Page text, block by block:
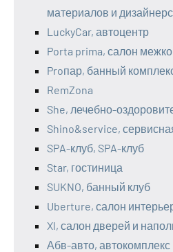
материалов и
LuckyCar, автоцентр
Porta prima, салон
Proпар, банный
RemZona
She, лечебно-
Shino&service,
SPA-клуб, SPA-клуб
Star, гостиница
SUKNO, банный клуб
Uberture, салон
Xl, салон дверей и
Абв-авто, автокомплекс